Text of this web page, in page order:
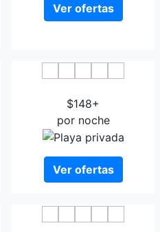
Ver ofertas
$148+
por noche
Ver ofertas